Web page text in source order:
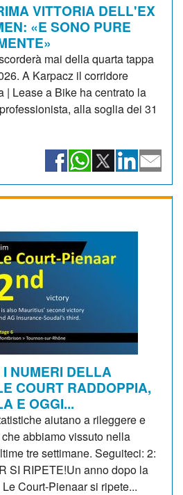
VITTORIA DELL'EX
«E SONO PURE
mai della quarta tappa
A Karpacz il corridore
| Lease a Bike ha centrato la
alla soglia dei 31
NUMERI DELLA
COURT RADDOPPIA,
E OGGI...
aiutano a rileggere e
abbiamo vissuto nella
tre settimane. Seguiteci: 2:
SI RIPETE!Un anno dopo la
Court-Pienaar si ripete...